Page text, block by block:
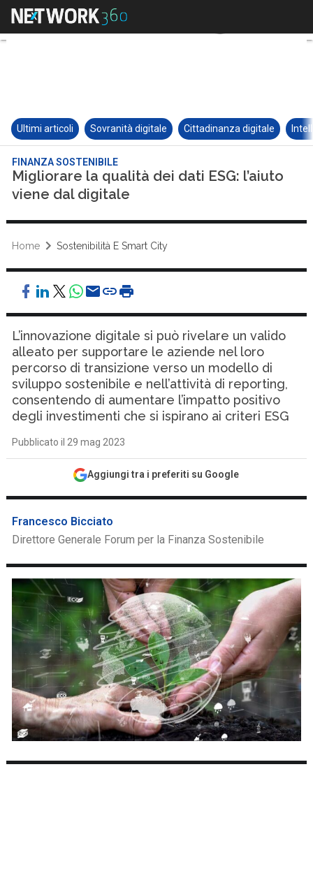
Ultimi articoli Sovranità digitale Cittadinanza digitale
FINANZA SOSTENIBILE
Migliorare la qualità dei dati ESG: l’aiuto
viene dal digitale
Home Sostenibilità E Smart City
L’innovazione digitale si può rivelare un valido
alleato per supportare le aziende nel loro
percorso di transizione verso un modello di
sviluppo sostenibile e nell’attività di reporting,
consentendo di aumentare l’impatto positivo
degli investimenti che si ispirano ai criteri ESG
Pubblicato il 29 mag 2023
Aggiungi tra i preferiti su Google
Francesco Bicciato
Direttore Generale Forum per la Finanza Sostenibile